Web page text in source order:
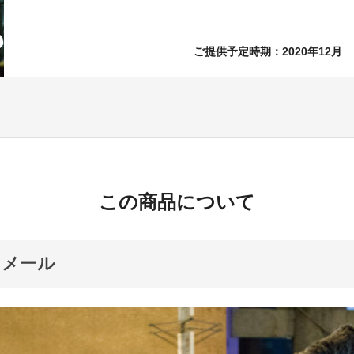
ご提供予定時期：2020年12月
この商品について
ール